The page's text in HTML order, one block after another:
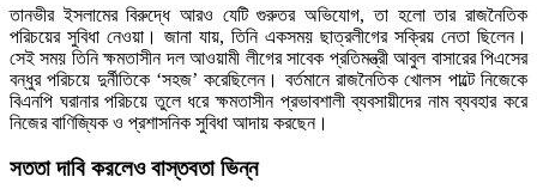
তানভীর ইসলামের বিরুদ্ধে আরও যেটি গুরুতর অভিযোগ, তা হলো তার রাজনৈতিক
পরিচয়ের সুবিধা নেওয়া। জানা যায়, তিনি একসময় ছাত্রলীগের সক্রিয় নেতা ছিলেন।
সেই সময় তিনি ক্ষমতাসীন দল আওয়ামী লীগের সাবেক প্রতিমন্ত্রী আবুল বাসারের পিএসের
বন্ধুর পরিচয়ে দুর্নীতিকে ‘সহজ’ করেছিলেন। বর্তমানে রাজনৈতিক খোলস পাল্টে নিজেকে
বিএনপি ঘরানার পরিচয়ে তুলে ধরে ক্ষমতাসীন প্রভাবশালী ব্যবসায়ীদের নাম ব্যবহার করে
নিজের বাণিজ্যিক ও প্রশাসনিক সুবিধা আদায় করছেন।
সততা দাবি করলেও বাস্তবতা ভিন্ন